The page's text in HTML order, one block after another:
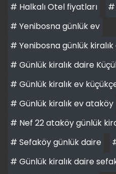
# Halkalı Otel fiyatları
#
# Yenibosna günlük ev
# Yenibosna günlük kiralık
# Günlük kiralık daire
# Günlük kiralık ev
# Günlük kiralık ev ataköy
# Nef 22 ataköy günlük
# Sefaköy günlük daire
# Günlük kiralık daire